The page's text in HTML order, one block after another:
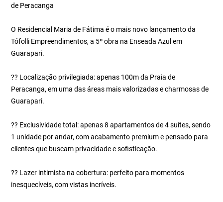
de Peracanga
O Residencial Maria de Fátima é o mais novo lançamento da
Tófolli Empreendimentos, a 5º obra na Enseada Azul em
Guarapari.
?? Localização privilegiada: apenas 100m da Praia de
Peracanga, em uma das áreas mais valorizadas e charmosas de
Guarapari.
?? Exclusividade total: apenas 8 apartamentos de 4 suítes, sendo
1 unidade por andar, com acabamento premium e pensado para
clientes que buscam privacidade e sofisticação.
?? Lazer intimista na cobertura: perfeito para momentos
inesquecíveis, com vistas incríveis.